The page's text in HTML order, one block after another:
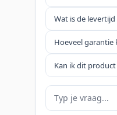
Wat is de
Hoeveel
Kan ik dit
Je vraag